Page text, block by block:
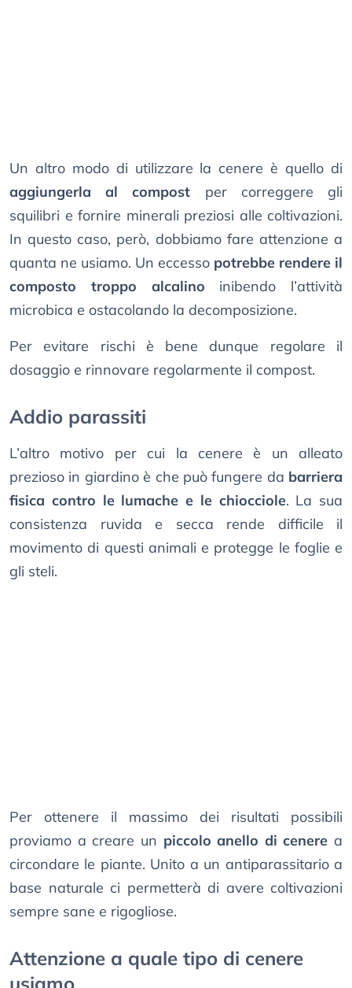
Un altro modo di utilizzare la cenere è quello di
aggiungerla al compost per correggere gli
squilibri e fornire minerali preziosi alle coltivazioni.
In questo caso, però, dobbiamo fare attenzione a
quanta ne usiamo. Un eccesso potrebbe rendere il
composto troppo alcalino inibendo l’attività
microbica e ostacolando la decomposizione.
Per evitare rischi è bene dunque regolare il
dosaggio e rinnovare regolarmente il compost.
Addio parassiti
L’altro motivo per cui la cenere è un alleato
prezioso in giardino è che può fungere da barriera
fisica contro le lumache e le chiocciole. La sua
consistenza ruvida e secca rende difficile il
movimento di questi animali e protegge le foglie e
gli steli.
Per ottenere il massimo dei risultati possibili
proviamo a creare un piccolo anello di cenere a
circondare le piante. Unito a un antiparassitario a
base naturale ci permetterà di avere coltivazioni
sempre sane e rigogliose.
Attenzione a quale tipo di cenere